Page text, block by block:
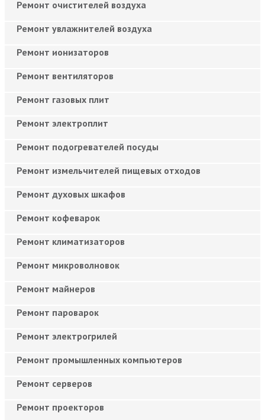
Ремонт очистителей воздуха
Ремонт увлажнителей воздуха
Ремонт ионизаторов
Ремонт вентиляторов
Ремонт газовых плит
Ремонт электроплит
Ремонт подогревателей посуды
Ремонт измельчителей пищевых отходов
Ремонт духовых шкафов
Ремонт кофеварок
Ремонт климатизаторов
Ремонт микроволновок
Ремонт майнеров
Ремонт пароварок
Ремонт электрогрилей
Ремонт промышленных компьютеров
Ремонт серверов
Ремонт проекторов